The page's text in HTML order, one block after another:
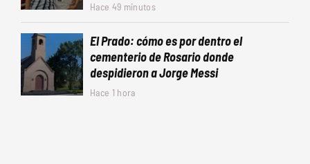
Hace 49 minutos
El Prado: cómo es por dentro el
cementerio de Rosario donde
despidieron a Jorge Messi
Hace 1 hora